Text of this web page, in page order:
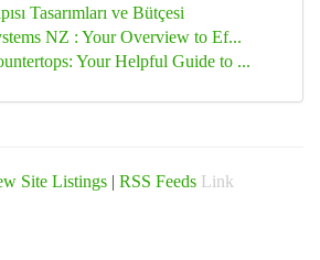
Tasarımları ve Bütçesi
NZ : Your Overview to Ef...
Your Helpful Guide to ...
Site Listings | RSS Feeds Link